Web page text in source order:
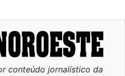
conteúdo jornalístico da